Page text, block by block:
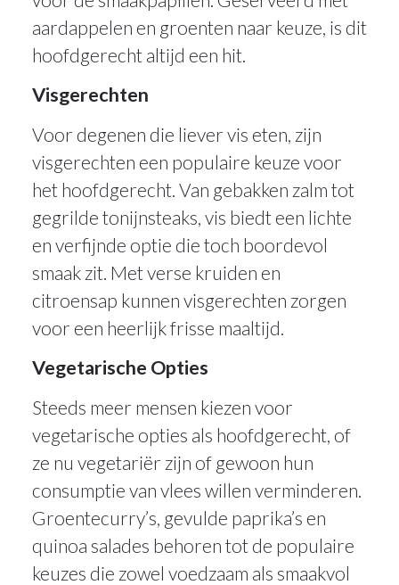
aardappelen en groenten naar keuze, is dit
hoofdgerecht altijd een hit.
Visgerechten
Voor degenen die liever vis eten, zijn
visgerechten een populaire keuze voor
het hoofdgerecht. Van gebakken zalm tot
gegrilde tonijnsteaks, vis biedt een lichte
en verfijnde optie die toch boordevol
smaak zit. Met verse kruiden en
citroensap kunnen visgerechten zorgen
voor een heerlijk frisse maaltijd.
Vegetarische Opties
Steeds meer mensen kiezen voor
vegetarische opties als hoofdgerecht, of
ze nu vegetariër zijn of gewoon hun
consumptie van vlees willen verminderen.
Groentecurry’s, gevulde paprika’s en
quinoa salades behoren tot de populaire
keuzes die zowel voedzaam als smaakvol